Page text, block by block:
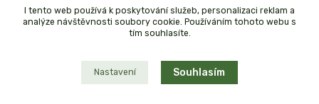
I tento web používá k poskytování služeb, personalizaci reklam a
analýze návštěvnosti soubory cookie. Používáním tohoto webu s
tím souhlasíte.
Nastavení Souhlasím